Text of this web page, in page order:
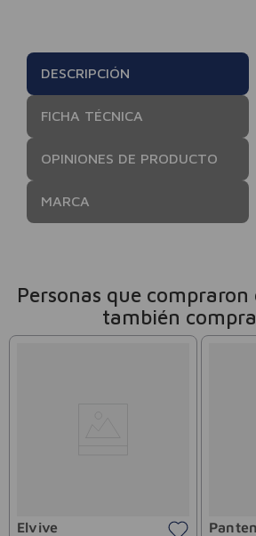
DESCRIPCIÓN
FICHA TÉCNICA
OPINIONES DE PRODUCTO
MARCA
Personas que
también
Elvive